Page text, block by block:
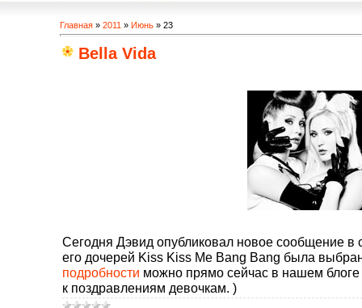
Главная » 2011 » Июнь » 23
Bella Vida
Сегодня Дэвид опубликовал новое сообщение в
его дочерей Kiss Kiss Me Bang Bang была
подробности можно прямо сейчас в нашем
к поздравлениям девочкам. )